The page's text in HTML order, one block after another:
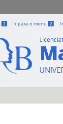
1 Ir para o menu 2